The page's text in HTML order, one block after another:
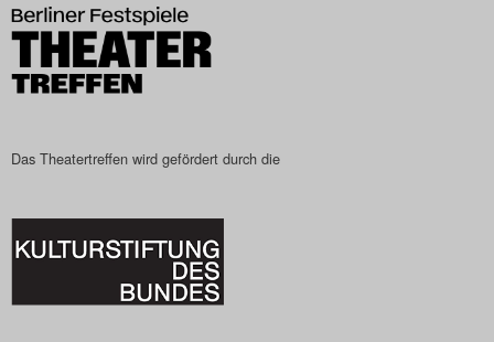
Das Theatertreffen wird gefördert durch die